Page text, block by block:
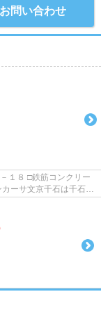
お問い合わせ